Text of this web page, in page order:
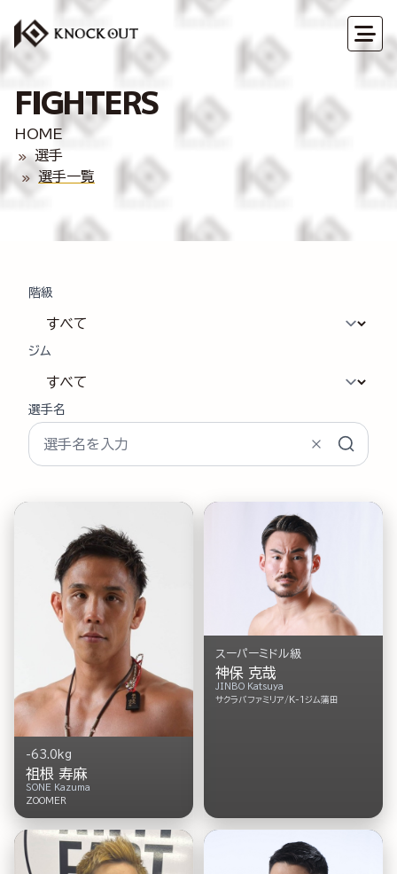
FIGHTERS
HOME
選手
選手一覧
階級
ジム
選手名
-63.0kg
祖根 寿麻
SONE Kazuma
ZOOMER
スーパーミドル級
神保 克哉
JINBO Katsuya
サクラバファミリア/K-1ジム蒲田